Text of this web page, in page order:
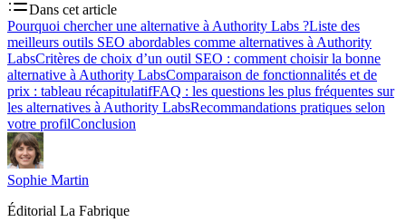
Dans cet article
Pourquoi chercher une alternative à Authority Labs ?Liste des
meilleurs outils SEO abordables comme alternatives à Authority
LabsCritères de choix d’un outil SEO : comment choisir la bonne
alternative à Authority LabsComparaison de fonctionnalités et de
prix : tableau récapitulatifFAQ : les questions les plus fréquentes sur
les alternatives à Authority LabsRecommandations pratiques selon
votre profilConclusion
Sophie Martin
Éditorial La Fabrique